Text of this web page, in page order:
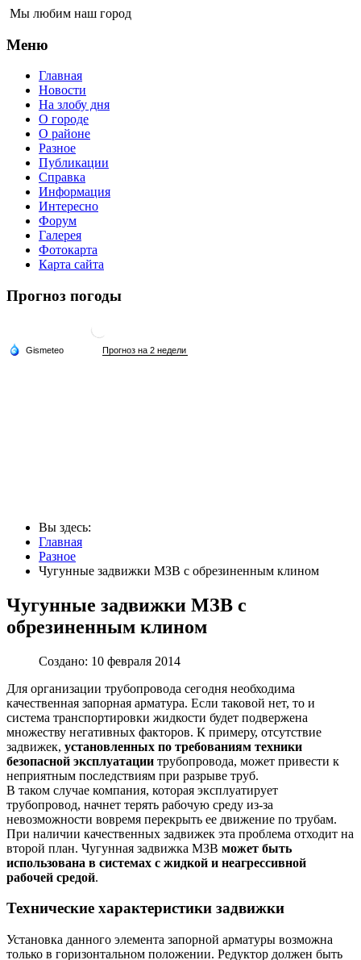
Мы любим наш город
Меню
Главная
Новости
На злобу дня
О городе
О районе
Разное
Публикации
Справка
Информация
Интересно
Форум
Галерея
Фотокарта
Карта сайта
Прогноз погоды
Вы здесь:
Главная
Разное
Чугунные задвижки МЗВ с обрезиненным клином
Чугунные задвижки МЗВ с
обрезиненным клином
Создано: 10 февраля 2014
Для организации трубопровода сегодня необходима
качественная запорная арматура. Если таковой нет, то и
система транспортировки жидкости будет подвержена
множеству негативных факторов. К примеру, отсутствие
задвижек, установленных по требованиям техники
безопасной эксплуатации трубопровода, может привести к
неприятным последствиям при разрыве труб.
В таком случае компания, которая эксплуатирует
трубопровод, начнет терять рабочую среду из-за
невозможности вовремя перекрыть ее движение по трубам.
При наличии качественных задвижек эта проблема отходит на
второй план. Чугунная задвижка МЗВ может быть
использована в системах с жидкой и неагрессивной
рабочей средой.
Технические характеристики задвижки
Установка данного элемента запорной арматуры возможна
только в горизонтальном положении. Редуктор должен быть